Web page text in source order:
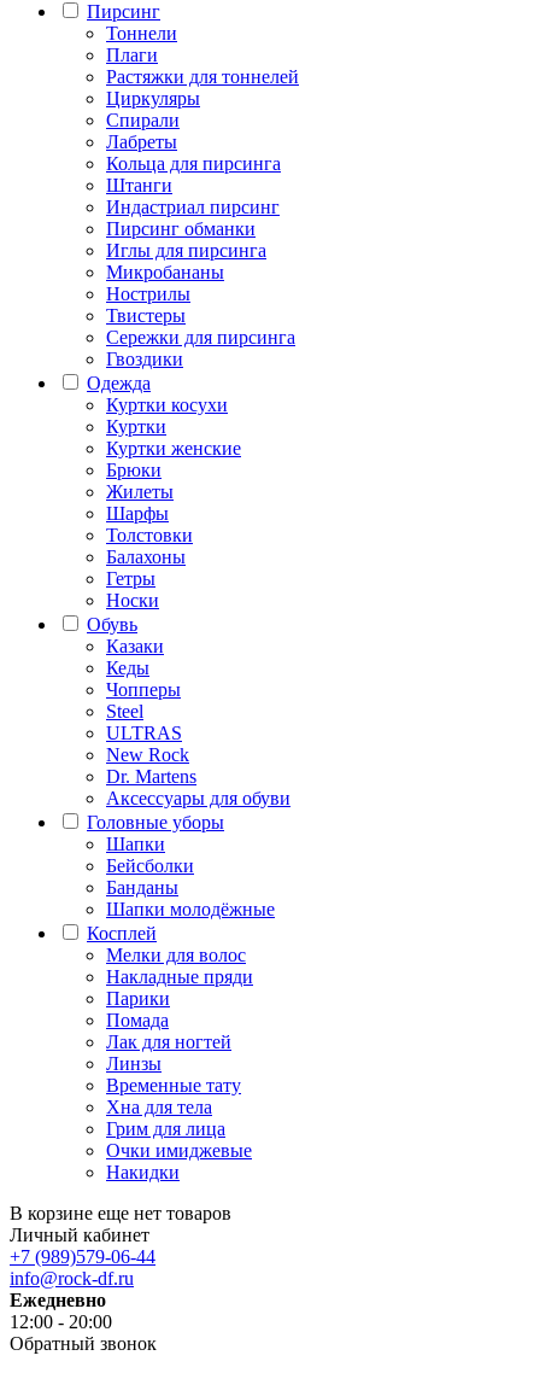
Пирсинг
Тоннели
Плаги
Растяжки для тоннелей
Циркуляры
Спирали
Лабреты
Кольца для пирсинга
Штанги
Индастриал пирсинг
Пирсинг обманки
Иглы для пирсинга
Микробананы
Нострилы
Твистеры
Сережки для пирсинга
Гвоздики
Одежда
Куртки косухи
Куртки
Куртки женские
Брюки
Жилеты
Шарфы
Толстовки
Балахоны
Гетры
Носки
Обувь
Казаки
Кеды
Чопперы
Steel
ULTRAS
New Rock
Dr. Martens
Аксессуары для обуви
Головные уборы
Шапки
Бейсболки
Банданы
Шапки молодёжные
Косплей
Мелки для волос
Накладные пряди
Парики
Помада
Лак для ногтей
Линзы
Временные тату
Хна для тела
Грим для лица
Очки имиджевые
Накидки
В корзине еще нет товаров
Личный кабинет
+7 (989)579-06-44
info@rock-df.ru
Ежедневно
12:00 - 20:00
Обратный звонок